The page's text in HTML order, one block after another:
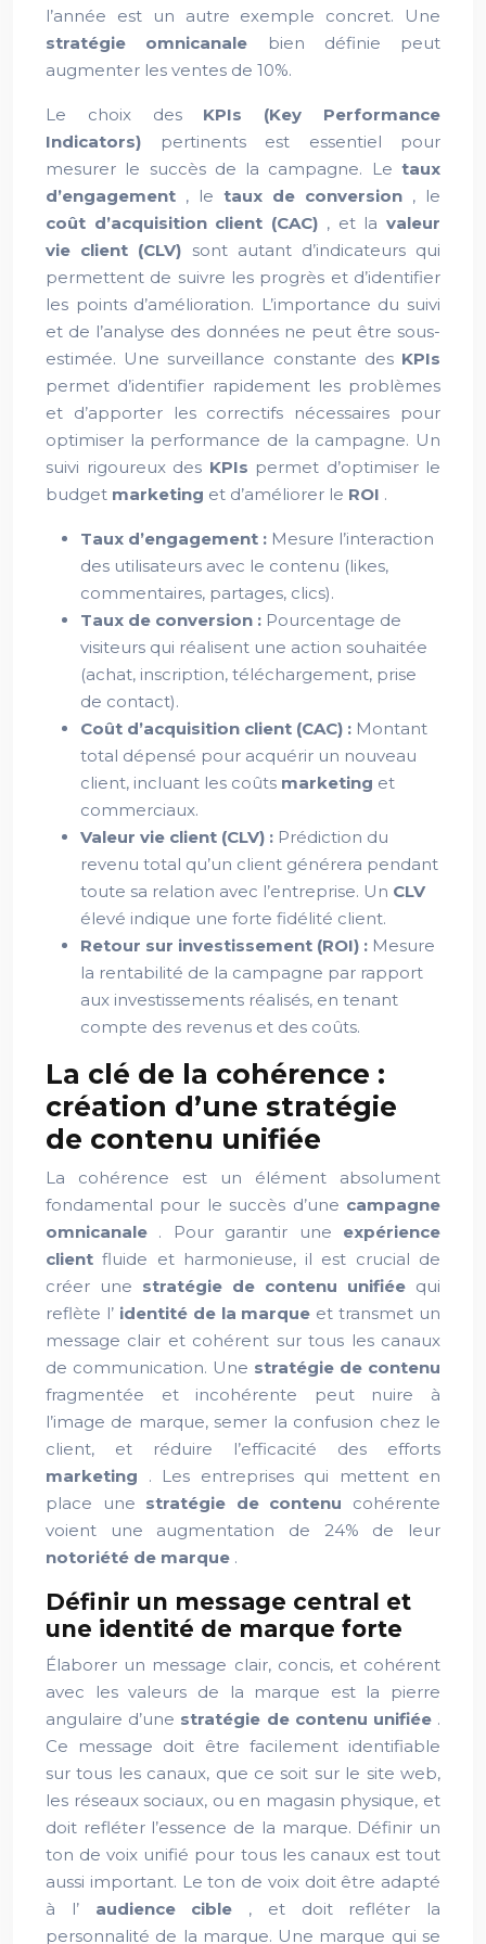
l’année est un autre exemple concret. Une
stratégie omnicanale bien définie peut
augmenter les ventes de 10%.
Le choix des KPIs (Key Performance
Indicators) pertinents est essentiel pour
mesurer le succès de la campagne. Le taux
d’engagement , le taux de conversion , le
coût d’acquisition client (CAC) , et lavaleur
vie client (CLV) sont autant d’indicateurs qui
permettent de suivre les progrès et d’identifier
les points d’amélioration. L’importance du suivi
et de l’analyse des données ne peut être sous-
estimée. Une surveillance constante des KPIs
permet d’identifier rapidement les problèmes
et d’apporter les correctifs nécessaires pour
optimiser la performance de la campagne. Un
suivi rigoureux des KPIs permet d’optimiser le
budget marketing et d’améliorer le ROI .
Taux d’engagement : Mesure l’interaction
des utilisateurs avec le contenu (likes,
commentaires, partages, clics).
Taux de conversion : Pourcentage de
visiteurs qui réalisent une action souhaitée
(achat, inscription, téléchargement, prise
de contact).
Coût d’acquisition client (CAC) : Montant
total dépensé pour acquérir un nouveau
client, incluant les coûts marketing et
commerciaux.
Valeur vie client (CLV) : Prédiction du
revenu total qu’un client générera pendant
toute sa relation avec l’entreprise. Un CLV
élevé indique une forte fidélité client.
Retour sur investissement (ROI) : Mesure
la rentabilité de la campagne par rapport
aux investissements réalisés, en tenant
compte des revenus et des coûts.
La clé de la cohérence :
création d’une stratégie
de contenu unifiée
La cohérence est un élément absolument
fondamental pour le succès d’une campagne
omnicanale . Pour garantir une expérience
clientfluide et harmonieuse, il est crucial de
créer une stratégie de contenu unifiée qui
reflète l’ identité de la marque et transmet un
message clair et cohérent sur tous les canaux
de communication. Une stratégie de contenu
fragmentée et incohérente peut nuire à
l’image de marque, semer la confusion chez le
client, et réduire l’efficacité des efforts
marketing . Les entreprises qui mettent en
place une stratégie de contenu cohérente
voient une augmentation de 24% de leur
notoriété de marque .
Définir un message central et
une identité de marque forte
Élaborer un message clair, concis, et cohérent
avec les valeurs de la marque est la pierre
angulaire d’une stratégie de contenu unifiée .
Ce message doit être facilement identifiable
sur tous les canaux, que ce soit sur le site web,
les réseaux sociaux, ou en magasin physique, et
doit refléter l’essence de la marque. Définir un
ton de voix unifié pour tous les canaux est tout
aussi important. Le ton de voix doit être adapté
à l’ audience cible , et doit refléter la
personnalité de la marque. Une marque qui se